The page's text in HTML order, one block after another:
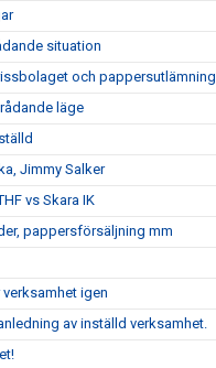
situation
och pappersutlämning
läge
Jimmy Salker
vs Skara IK
pappersförsäljning mm
igen
av inställd verksamhet.